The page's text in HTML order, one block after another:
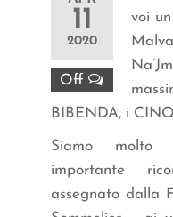
11
2020
Off
voi
BIBENDA, i
Siamo molto
importante
assegnato dalla